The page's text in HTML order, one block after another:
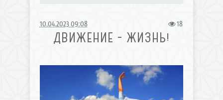
10.04.2023 09:08 18
ДВИЖЕНИЕ - ЖИЗНЬ!